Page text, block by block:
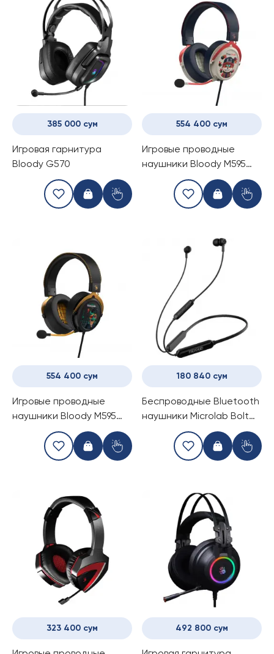
385 000 сум
Игровая гарнитура
Bloody G570
554 400 сум
Игровые проводные
наушники Bloody M595
Proxy Boom
554 400 сум
Игровые проводные
наушники Bloody M595
Midnight/Sunset
Renegade
180 840 сум
Беспроводные Bluetooth
наушники Microlab Bolt
200 black
323 400 сум 492 800 сум